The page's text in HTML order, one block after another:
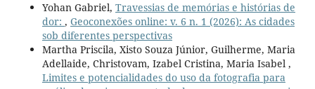
Yohan Gabriel, Travessias de memórias e histórias de
dor: , Geoconexões online: v. 6 n. 1 (2026): As cidades
sob diferentes perspectivas
Martha Priscila, Xisto Souza Júnior, Guilherme, Maria
Adellaide, Christovam, Izabel Cristina, Maria Isabel ,
Limites e potencialidades do uso da fotografia para